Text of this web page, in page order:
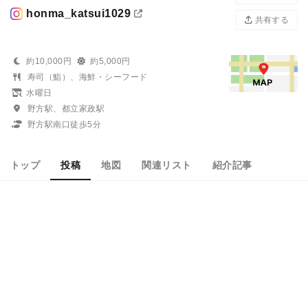
honma_katsui1029
共有する
約10,000円
約5,000円
寿司（鮨）、海鮮・シーフード
水曜日
野方駅、都立家政駅
野方駅南口徒歩5分
トップ 投稿 地図 関連リスト 紹介記事